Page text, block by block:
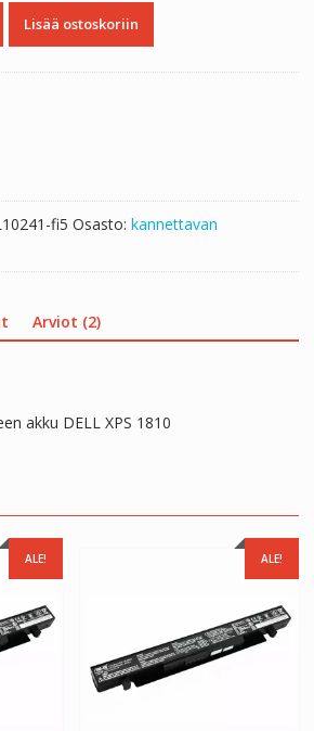
Lisää ostoskoriin
fi5 Osasto: kannettavan
Arviot (2)
akku DELL XPS 1810
ALE! ALE!